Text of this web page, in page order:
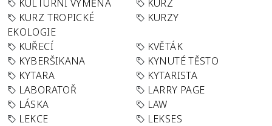
KULTURNÍ VÝMĚNA
KURZ
KURZ TROPICKÉ
EKOLOGIE
KURZY
KUŘECÍ
KVĚTÁK
KYBERŠIKANA
KYNUTÉ TĚSTO
KYTARA
KYTARISTA
LABORATOŘ
LARRY PAGE
LÁSKA
LAW
LEKCE
LEKSES